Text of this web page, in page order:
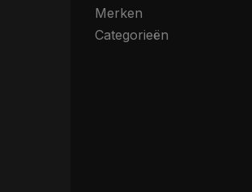
Merken
Categorieën